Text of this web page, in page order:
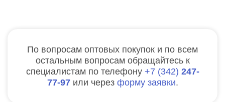
По вопросам оптовых покупок и по всем
остальным вопросам обращайтесь к
специалистам по телефону
7 342 247-
77-97 или через форму заявки.